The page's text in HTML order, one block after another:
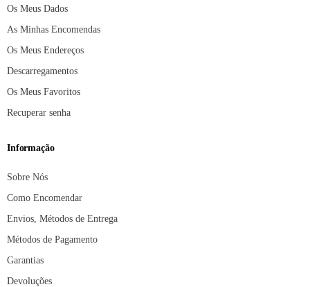
Os Meus Dados
As Minhas Encomendas
Os Meus Endereços
Descarregamentos
Os Meus Favoritos
Recuperar senha
Informação
Sobre Nós
Como Encomendar
Envios, Métodos de Entrega
Métodos de Pagamento
Garantias
Devoluções